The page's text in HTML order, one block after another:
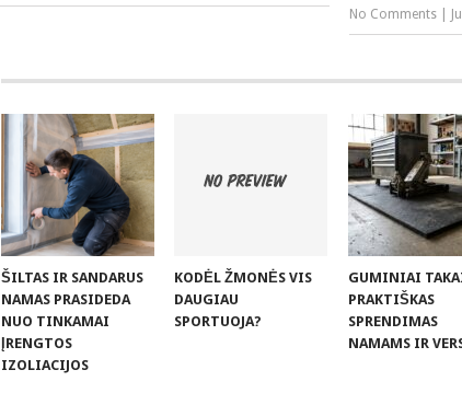
No Comments
ŠILTAS IR SANDARUS
NAMAS PRASIDEDA
NUO TINKAMAI
ĮRENGTOS
IZOLIACIJOS
KODĖL ŽMONĖS VIS
DAUGIAU
SPORTUOJA?
GUMINIAI
PRAKTIŠKAS
SPRENDIMAS
NAMAMS IR